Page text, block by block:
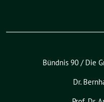
Bündnis 90 / Die
Dr.